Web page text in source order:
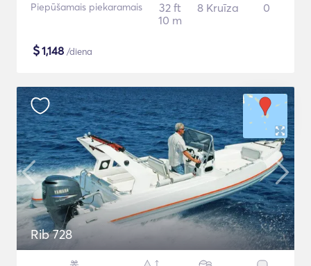
Piepūšamais piekaramais
32 ft
10 m
8 Kruīza 0
$1,148 /diena
Rib 728